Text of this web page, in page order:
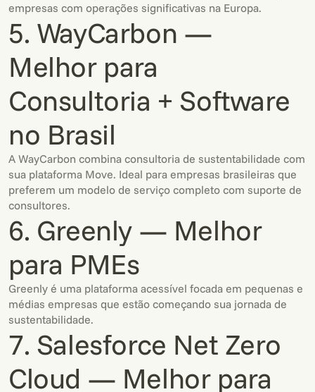
empresas com operações significativas na Europa.
5. WayCarbon —
Melhor para
Consultoria + Software
no Brasil
A WayCarbon combina consultoria de sustentabilidade com
sua plataforma Move. Ideal para empresas brasileiras que
preferem um modelo de serviço completo com suporte de
consultores.
6. Greenly — Melhor
para PMEs
Greenly é uma plataforma acessível focada em pequenas e
médias empresas que estão começando sua jornada de
sustentabilidade.
7. Salesforce Net Zero
Cloud — Melhor para